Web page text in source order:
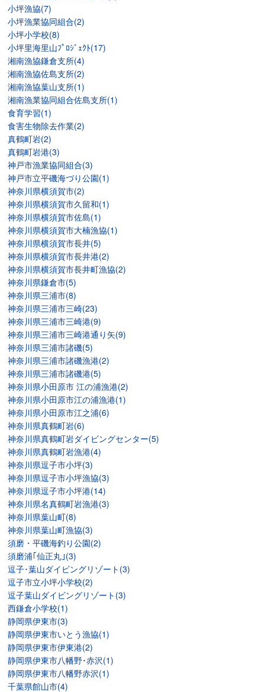
小坪漁協(7)
小坪漁業協同組合(2)
小坪小学校(8)
小坪里海里山ﾌﾟﾛｼﾞｪｸﾄ(17)
湘南漁協鎌倉支所(4)
湘南漁協佐島支所(2)
湘南漁協葉山支所(1)
湘南漁業協同組合佐島支所(1)
食育学習(1)
食害生物除去作業(2)
真鶴町岩(2)
真鶴町岩港(3)
神戸市漁業協同組合(3)
神戸市立平磯海づり公園(1)
神奈川県横須賀市(2)
神奈川県横須賀市久留和(1)
神奈川県横須賀市佐島(1)
神奈川県横須賀市大楠漁協(1)
神奈川県横須賀市長井(5)
神奈川県横須賀市長井港(2)
神奈川県横須賀市長井町漁協(2)
神奈川県鎌倉市(5)
神奈川県三浦市(8)
神奈川県三浦市三崎(23)
神奈川県三浦市三崎港(9)
神奈川県三浦市三崎港通り矢(9)
神奈川県三浦市諸磯(5)
神奈川県三浦市諸磯漁港(2)
神奈川県三浦市諸磯港(5)
神奈川県小田原市 江の浦漁港(2)
神奈川県小田原市江の浦漁港(1)
神奈川県小田原市江之浦(6)
神奈川県真鶴町岩(6)
神奈川県真鶴町岩ダイビングセンター(5)
神奈川県真鶴町岩漁港(4)
神奈川県逗子市小坪(3)
神奈川県逗子市小坪漁協(3)
神奈川県逗子市小坪港(14)
神奈川県名真鶴町岩漁港(3)
神奈川県葉山町(8)
神奈川県葉山町漁協(3)
須磨・平磯海釣り公園(2)
須磨浦｢仙正丸｣(3)
逗子･葉山ダイビングリゾート(3)
逗子市立小坪小学校(2)
逗子葉山ダイビングリゾート(3)
西鎌倉小学校(1)
静岡県伊東市(3)
静岡県伊東市いとう漁協(1)
静岡県伊東市伊東港(2)
静岡県伊東市八幡野･赤沢(1)
静岡県伊東市八幡野赤沢(1)
千葉県館山市(4)